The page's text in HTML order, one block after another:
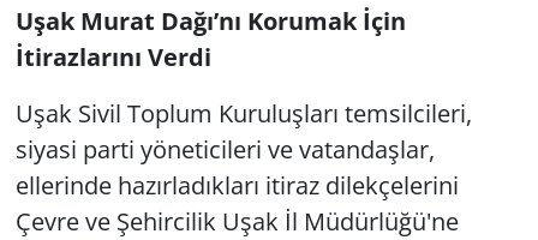
Uşak Murat Dağı’nı Korumak İçin
İtirazlarını Verdi
Uşak Sivil Toplum Kuruluşları temsilcileri,
siyasi parti yöneticileri ve vatandaşlar,
ellerinde hazırladıkları itiraz dilekçelerini
Çevre ve Şehircilik Uşak İl Müdürlüğü'ne